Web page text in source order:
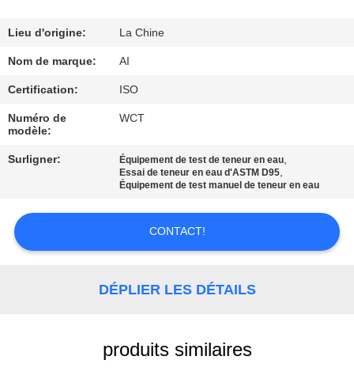
DE
QUALITÉ
CONTACTEZ-
NOUS
NOUVELLES
CAS
DEMANDEZ
CITATION
Lieu d'origine: La Chine
Nom de marque: AI
Certification: ISO
Numéro de
modèle:
WCT
Surligner: Équipement de test de teneur en eau,
Essai de teneur en eau d'ASTM D95,
Équipement de test manuel de teneur en eau
CONTACT!
DÉPLIER LES DÉTAILS
produits similaires